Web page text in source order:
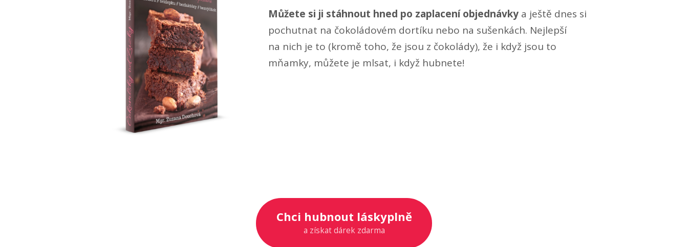
Můžete si ji stáhnout hned po zaplacení objednávkya ještě dnes si
pochutnat na čokoládovém dortíku nebo na sušenkách. Nejlepší
na nich je to (kromě toho, že jsou z čokolády), že i když jsou to
mňamky, můžete je mlsat, i když hubnete!
Chci hubnout láskyplně
a získat dárek zdarma